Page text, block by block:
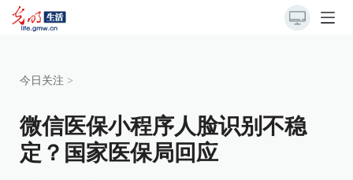
今日关注 >
微信医保小程序人脸识别不稳
定？国家医保局回应